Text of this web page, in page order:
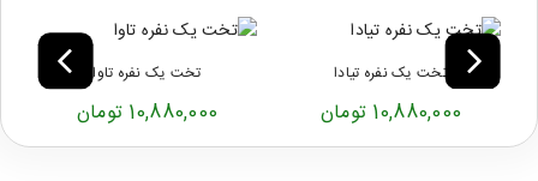
تخت یک نفره تیادا
10,880,000 تومان
تخت یک نفره تاوا
10,880,000 تومان